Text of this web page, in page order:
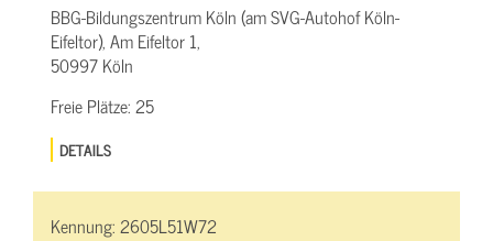
BBG-Bildungszentrum Köln (am SVG-Autohof Köln-
Eifeltor), Am Eifeltor 1,
50997 Köln
Freie Plätze:25
DETAILS
Kennung:2605L51W72